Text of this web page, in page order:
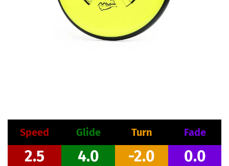
Speed Glide Turn Fade
2.5 4.0 -2.0 0.0